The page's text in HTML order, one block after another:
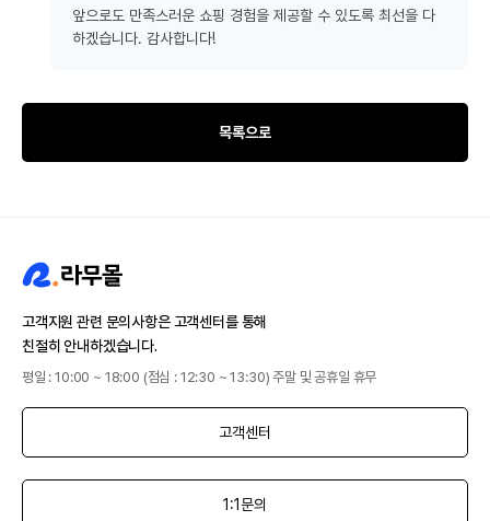
앞으로도 만족스러운 쇼핑 경험을 제공할 수 있도록 최선을 다
하겠습니다. 감사합니다!
목록으로
고객지원 관련 문의사항은 고객센터를 통해
친절히 안내하겠습니다.
평일 : 10:00 ~ 18:00 (점심 : 12:30 ~ 13:30) 주말 및 공휴일 휴무
고객센터
1:1문의